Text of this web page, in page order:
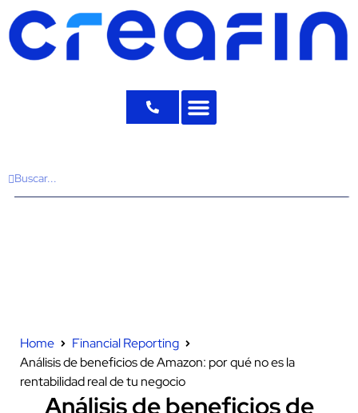
Home
Financial Reporting
Análisis de beneficios de Amazon: por qué no es la
rentabilidad real de tu negocio
Análisis de beneficios de